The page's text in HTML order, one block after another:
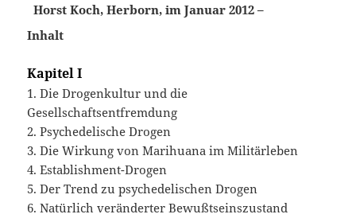
Horst Koch, Herborn, im Januar 2012 –
Inhalt
Kapitel I
1. Die Drogenkultur und die
Gesellschaftsentfremdung
2. Psychedelische Drogen
3. Die Wirkung von Marihuana im Militärleben
4. Establishment-Drogen
5. Der Trend zu psychedelischen Drogen
6. Natürlich veränderter Bewußtseinszustand